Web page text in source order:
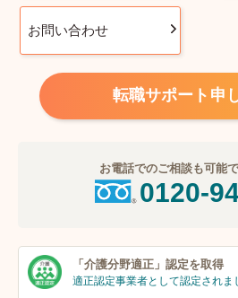
お問い合わせ
転職サポート申
お電話でのご相談も可能
0120-
「介護分野適正」 認定を取得
適正認定事業者として認定されま